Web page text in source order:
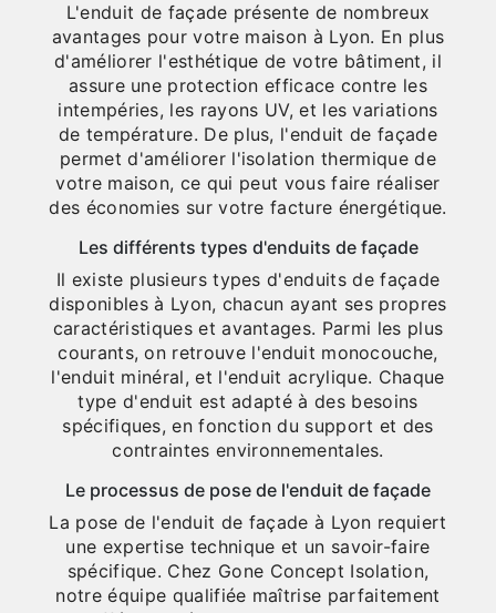
L'enduit de façade présente de nombreux
avantages pour votre maison à Lyon. En plus
d'améliorer l'esthétique de votre bâtiment, il
assure une protection efficace contre les
intempéries, les rayons UV, et les variations
de température. De plus, l'enduit de façade
permet d'améliorer l'isolation thermique de
votre maison, ce qui peut vous faire réaliser
des économies sur votre facture énergétique.
Les différents types d'enduits de façade
Il existe plusieurs types d'enduits de façade
disponibles à Lyon, chacun ayant ses propres
caractéristiques et avantages. Parmi les plus
courants, on retrouve l'enduit monocouche,
l'enduit minéral, et l'enduit acrylique. Chaque
type d'enduit est adapté à des besoins
spécifiques, en fonction du support et des
contraintes environnementales.
Le processus de pose de l'enduit de façade
La pose de l'enduit de façade à Lyon requiert
une expertise technique et un savoir-faire
spécifique. Chez Gone Concept Isolation,
notre équipe qualifiée maîtrise parfaitement